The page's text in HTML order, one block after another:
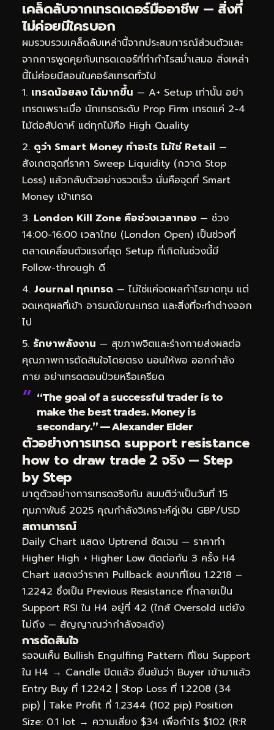
เคล็ดลับจากเทรดเดอร์มืออาชีพ — สิ่งที่
ไม่ค่อยมีใครบอก
ผมรวบรวมเคล็ดลับเหล่านี้จากประสบการณ์ส่วนตัวและ
จากการพูดคุยกับเทรดเดอร์ที่ทำกำไรสม่ำเสมอ สิ่งเหล่า
นี้ไม่ค่อยมีสอนในคอร์สเทรดทั่วไป
เทรดน้อยลง ได้มากขึ้น — A+ Setup เท่านั้น อย่า
เทรดเพราะเบื่อ นักเทรดระดับ Prop Firm เทรดแค่ 2-4
ไม้ต่อสัปดาห์ แต่ทุกไม้คือ High Quality
ดูว่า Smart Money ทำอะไร ไม่ใช่ Retail —
สังเกตจุดที่ราคา Sweep Liquidity (กวาด Stop
Loss) แล้วกลับตัวอย่างรวดเร็ว นั่นคือจุดที่ Smart
Money เข้าเทรด
London Kill Zone คือช่วงเวลาทอง — ช่วง
14:00-16:00 เวลาไทย (London Open) เป็นช่วงที่
ตลาดเคลื่อนตัวแรงที่สุด Setup ที่เกิดในช่วงนี้มี
Follow-through ดี
Journal ทุกเทรด — ไม่ใช่แค่จดผลกำไรขาดทุน แต่
จดเหตุผลที่เข้า อารมณ์ขณะเทรด และสิ่งที่จะทำต่างออก
ไป
รักษาพลังงาน — สุขภาพจิตและร่างกายส่งผลต่อ
คุณภาพการตัดสินใจโดยตรง นอนให้พอ ออกกำลัง
กาย อย่าเทรดตอนป่วยหรือเครียด
“The goal of a successful trader is to
make the best trades. Money is
secondary.” — Alexander Elder
ตัวอย่างการเทรด support resistance
how to draw trade 2 จริง — Step
by Step
มาดูตัวอย่างการเทรดจริงกัน สมมติว่าเป็นวันที่ 15
กุมภาพันธ์ 2025 คุณกำลังวิเคราะห์คู่เงิน GBP/USD
สถานการณ์
Daily Chart แสดง Uptrend ชัดเจน — ราคาทำ
Higher High + Higher Low ติดต่อกัน 3 ครั้ง H4
Chart แสดงว่าราคา Pullback ลงมาที่โซน 1.2218 –
1.2242 ซึ่งเป็น Previous Resistance ที่กลายเป็น
Support RSI ใน H4 อยู่ที่ 42 (ใกล้ Oversold แต่ยัง
ไม่ถึง — สัญญาณว่ากำลังจะเด้ง)
การตัดสินใจ
รอจนเห็น Bullish Engulfing Pattern ที่โซน Support
ใน H4 → Candle ปิดแล้ว ยืนยันว่า Buyer เข้ามาแล้ว
Entry Buy ที่ 1.2242 | Stop Loss ที่ 1.2208 (34
pip) | Take Profit ที่ 1.2344 (102 pip) Position
Size: 0.1 lot → ความเสี่ยง $34 เพื่อกำไร $102 (R:R